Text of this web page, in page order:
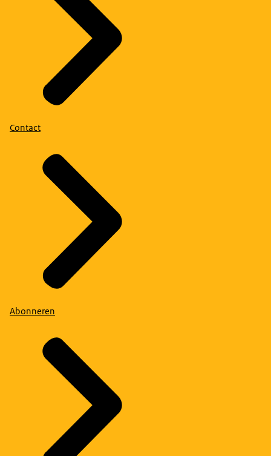
Contact
Abonneren